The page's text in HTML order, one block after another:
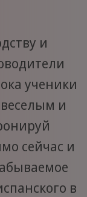
и
ученики
и
сейчас и
в